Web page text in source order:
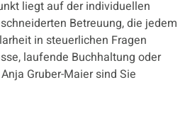
liegt auf der individuellen
Betreuung, die jedem
in steuerlichen Fragen
laufende Buchhaltung oder
Gruber-Maier sind Sie